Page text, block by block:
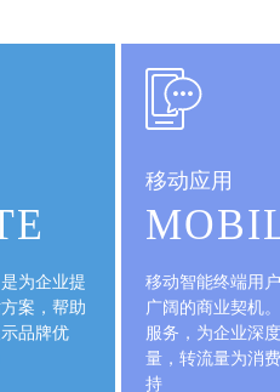
为企业提
案，帮助
品牌优
外贸网
营销型
行业门
微信小程